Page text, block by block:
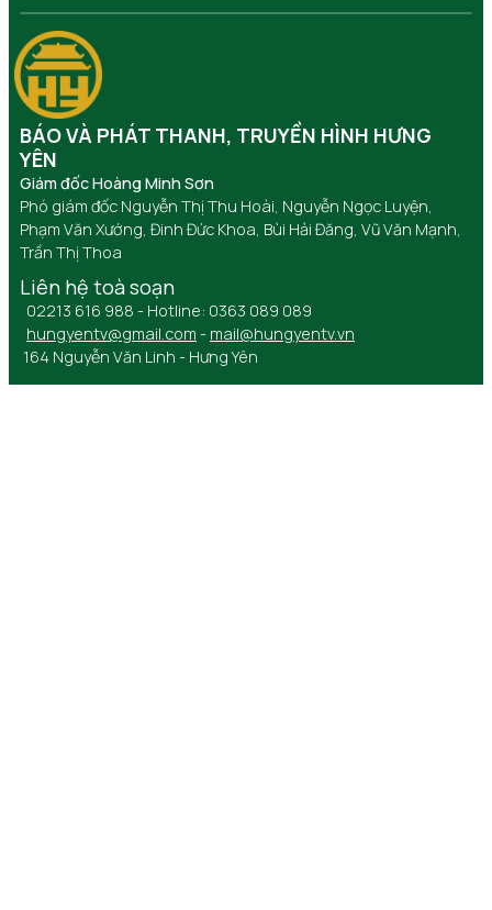
BÁO VÀ PHÁT THANH, TRUYỀN HÌNH HƯNG
YÊN
Giám đốc Hoàng Minh Sơn
Phó giám đốc Nguyễn Thị Thu Hoài, Nguyễn Ngọc Luyện,
Phạm Văn Xướng, Đinh Đức Khoa, Bùi Hải Đăng, Vũ Văn Mạnh,
Trần Thị Thoa
Liên hệ toà soạn
02213 616 988 - Hotline: 0363 089 089
hungyentv@gmail.com - mail@hungyentv.vn
164 Nguyễn Văn Linh - Hưng Yên